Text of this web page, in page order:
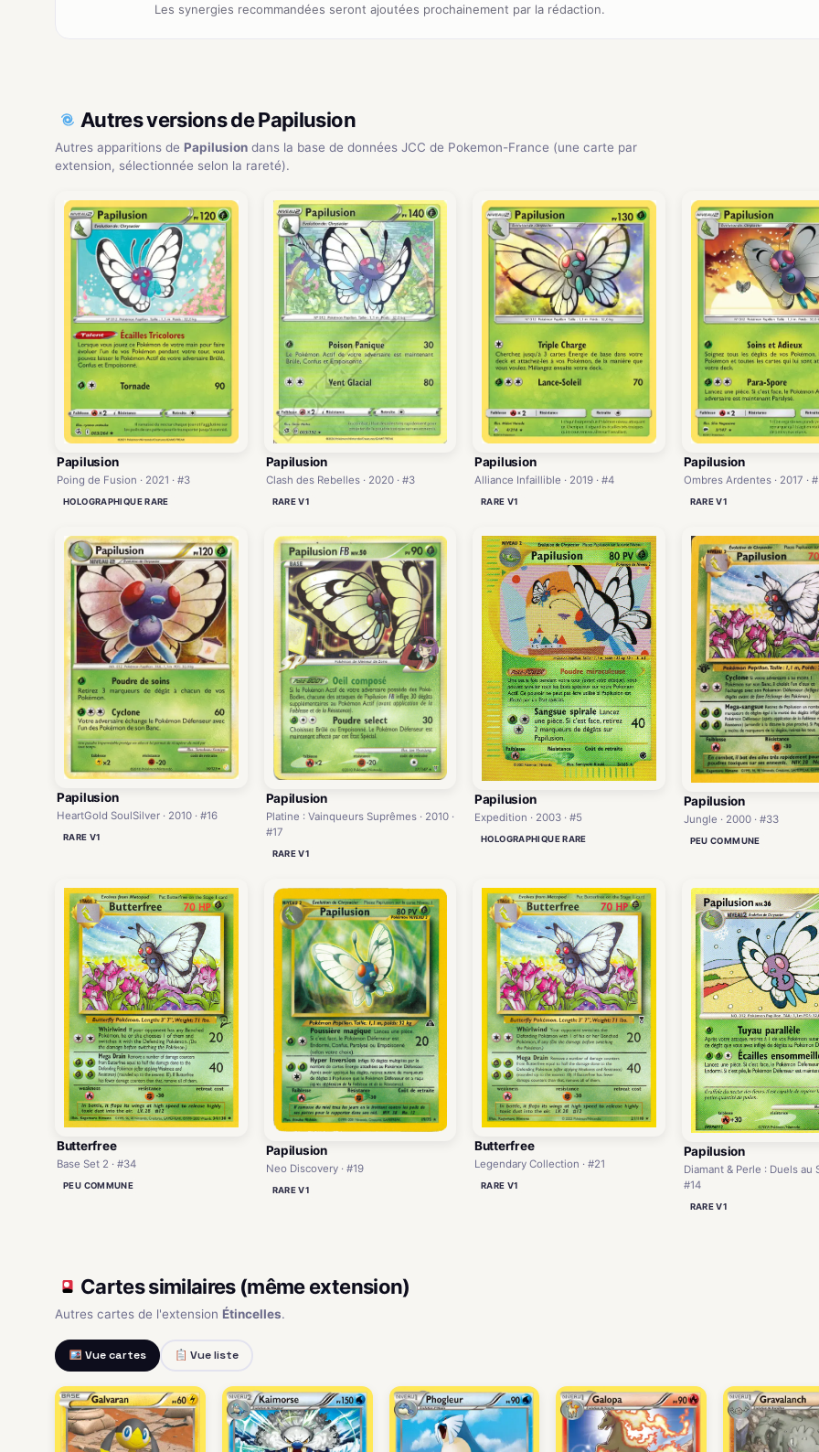
Les synergies recommandées seront ajoutées prochainement par la rédaction.
Autres versions de Papilusion
Autres apparitions de Papilusion dans la base de données JCC de Pokemon-France (une carte par
extension, sélectionnée selon la rareté).
Papilusion
Poing de Fusion · 2021 · #3
HOLOGRAPHIQUE RARE
Papilusion
Clash des Rebelles · 2020 · #3
RARE V1
Papilusion
Alliance Infaillible · 2019 · #4
RARE V1
Papilusion
Ombres Ardentes · 2017 ·
RARE V1
Papilusion
HeartGold SoulSilver · 2010 · #16
RARE V1
Papilusion
Platine : Vainqueurs Suprêmes · 2010 ·
#17
RARE V1
Papilusion
Expedition · 2003 · #5
HOLOGRAPHIQUE RARE
Papilusion
Jungle · 2000 · #33
PEU COMMUNE
Butterfree
Base Set 2 · #34
PEU COMMUNE
Papilusion
Neo Discovery · #19
RARE V1
Butterfree
Legendary Collection · #21
RARE V1
Papilusion
Diamant & Perle : Duels au
#14
RARE V1
Cartes similaires (même extension)
Autres cartes de l'extension Étincelles.
Vue cartes Vue liste